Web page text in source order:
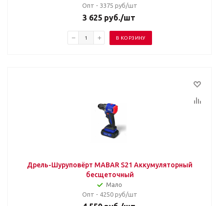
Опт - 3375 руб/шт
3 625руб./шт
В КОРЗИНУ
Дрель-Шуруповёрт MABAR S21 Аккумуляторный
бесщеточный
Мало
Опт - 4250 руб/шт